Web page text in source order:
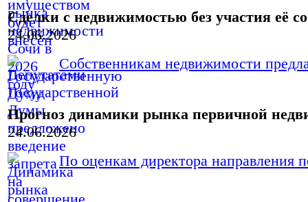
Сделки с недвижимостью без участия её
24.06.2026
Собственникам недвижимости
Прогноз динамики рынка первичной
24.06.2026
По оценкам директора направления